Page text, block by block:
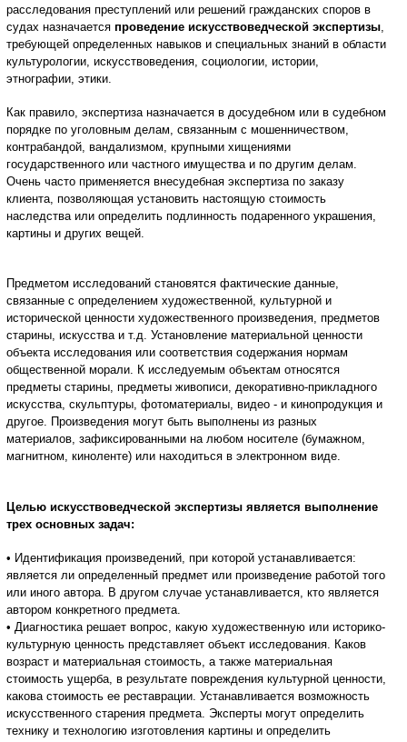
расследования преступлений или решений гражданских споров в
судах назначается проведение искусствоведческой экспертизы,
требующей определенных навыков и специальных знаний в области
культурологии, искусствоведения, социологии, истории,
этнографии, этики.
Как правило, экспертиза назначается в досудебном или в судебном
порядке по уголовным делам, связанным с мошенничеством,
контрабандой, вандализмом, крупными хищениями
государственного или частного имущества и по другим делам.
Очень часто применяется внесудебная экспертиза по заказу
клиента, позволяющая установить настоящую стоимость
наследства или определить подлинность подаренного украшения,
картины и других вещей.
Предметом исследований становятся фактические данные,
связанные с определением художественной, культурной и
исторической ценности художественного произведения, предметов
старины, искусства и т.д. Установление материальной ценности
объекта исследования или соответствия содержания нормам
общественной морали. К исследуемым объектам относятся
предметы старины, предметы живописи, декоративно-прикладного
искусства, скульптуры, фотоматериалы, видео - и кинопродукция и
другое. Произведения могут быть выполнены из разных
материалов, зафиксированными на любом носителе (бумажном,
магнитном, киноленте) или находиться в электронном виде.
Целью искусствоведческой экспертизы является выполнение
трех основных задач:
• Идентификация произведений, при которой устанавливается:
является ли определенный предмет или произведение работой того
или иного автора. В другом случае устанавливается, кто является
автором конкретного предмета.
• Диагностика решает вопрос, какую художественную или историко-
культурную ценность представляет объект исследования. Каков
возраст и материальная стоимость, а также материальная
стоимость ущерба, в результате повреждения культурной ценности,
какова стоимость ее реставрации. Устанавливается возможность
искусственного старения предмета. Эксперты могут определить
технику и технологию изготовления картины и определить